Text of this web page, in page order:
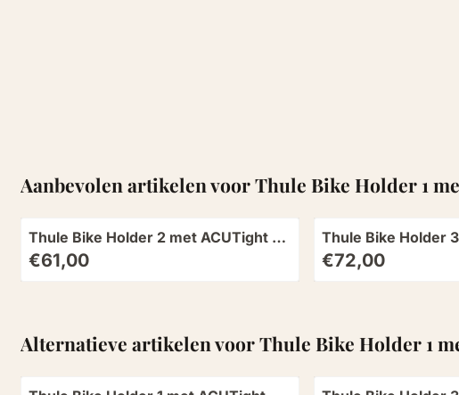
Aanbevolen artikelen voorThule Bike Holder 1
Thule Bike Holder 2 met ACUTight -
knop
Prijs: 61,00
€61,00
Thule Bike Holder
knop zwart
Prijs: 72,00
€72,00
Alternatieve artikelen voorThule Bike Holder 1